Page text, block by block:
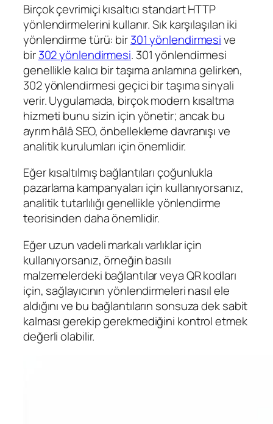
Birçok çevrimiçi kısaltıcı standart HTTP
yönlendirmelerini kullanır. Sık karşılaşılan iki
yönlendirme türü: bir301 yönlendirmesive
bir302 yönlendirmesi. 301 yönlendirmesi
genellikle kalıcı bir taşıma anlamına gelirken,
302 yönlendirmesi geçici bir taşıma sinyali
verir. Uygulamada, birçok modern kısaltma
hizmeti bunu sizin için yönetir; ancak bu
ayrım hâlâ SEO, önbellekleme davranışı ve
analitik kurulumları için önemlidir.
Eğer kısaltılmış bağlantıları çoğunlukla
pazarlama kampanyaları için kullanıyorsanız,
analitik tutarlılığı genellikle yönlendirme
teorisinden daha önemlidir.
Eğer uzun vadeli markalı varlıklar için
kullanıyorsanız, örneğin basılı
malzemelerdeki bağlantılar veya QR kodları
için, sağlayıcının yönlendirmeleri nasıl ele
aldığını ve bu bağlantıların sonsuza dek sabit
kalması gerekip gerekmediğini kontrol etmek
değerli olabilir.